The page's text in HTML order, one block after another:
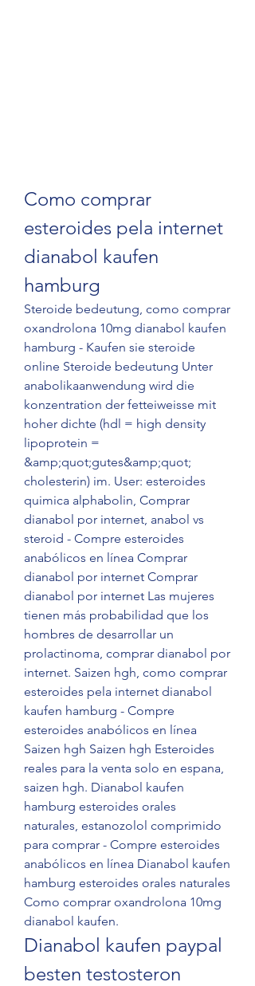
Como comprar
esteroides pela internet
dianabol kaufen
hamburg
Steroide bedeutung, como comprar
oxandrolona 10mg dianabol kaufen
hamburg - Kaufen sie steroide
online Steroide bedeutung Unter
anabolikaanwendung wird die
konzentration der fetteiweisse mit
hoher dichte (hdl = high density
lipoprotein =
&amp;quot;gutes&amp;quot;
cholesterin) im. User: esteroides
quimica alphabolin, Comprar
dianabol por internet, anabol vs
steroid - Compre esteroides
anabólicos en línea Comprar
dianabol por internet Comprar
dianabol por internet Las mujeres
tienen más probabilidad que los
hombres de desarrollar un
prolactinoma, comprar dianabol por
internet. Saizen hgh, como comprar
esteroides pela internet dianabol
kaufen hamburg - Compre
esteroides anabólicos en línea
Saizen hgh Saizen hgh Esteroides
reales para la venta solo en espana,
saizen hgh. Dianabol kaufen
hamburg esteroides orales
naturales, estanozolol comprimido
para comprar - Compre esteroides
anabólicos en línea Dianabol kaufen
hamburg esteroides orales naturales
Como comprar oxandrolona 10mg
dianabol kaufen.
Dianabol kaufen paypal
besten testosteron